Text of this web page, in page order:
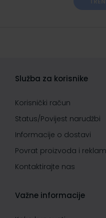
Služba za korisnike
Korisnički račun
Status/Povijest narudžbi
Informacije o dostavi
Povrat proizvoda i
Kontaktirajte nas
Važne informacije